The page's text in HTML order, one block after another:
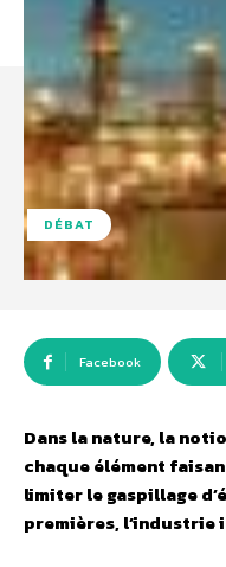
DÉBAT
Facebook
Dans la nature, la
chaque élément
limiter le gaspillage
premières, l’industrie